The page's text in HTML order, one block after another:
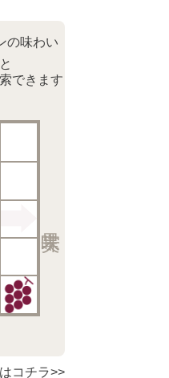
の味わい
できます
コチラ>>